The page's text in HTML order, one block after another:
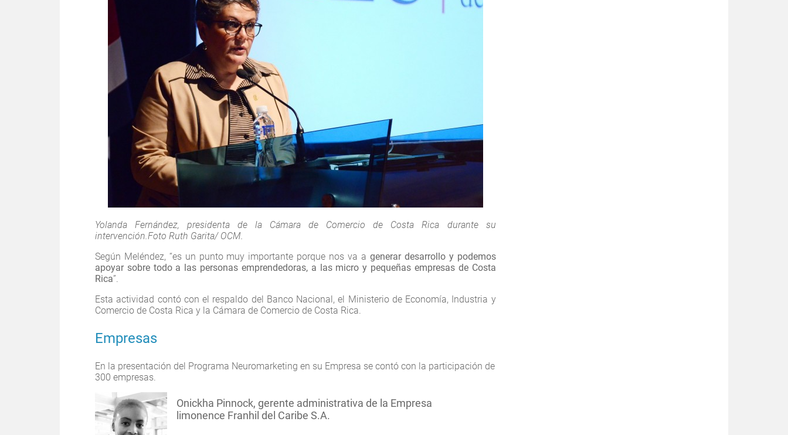
Yolanda Fernández, presidenta de la Cámara de Comercio de Costa Rica durante su
intervención.Foto Ruth Garita/ OCM.
Según Meléndez, “es un punto muy importante porque nos va a generar desarrollo y podemos
apoyar sobre todo a las personas emprendedoras, a las micro y pequeñas empresas de Costa
Rica”.
Esta actividad contó con el respaldo del Banco Nacional, el Ministerio de Economía, Industria y
Comercio de Costa Rica y la Cámara de Comercio de Costa Rica.
Empresas
En la presentación del Programa Neuromarketing en su Empresa se contó con la participación de
300 empresas.
Onickha Pinnock, gerente administrativa de la Empresa
limonence Franhil del Caribe S.A.